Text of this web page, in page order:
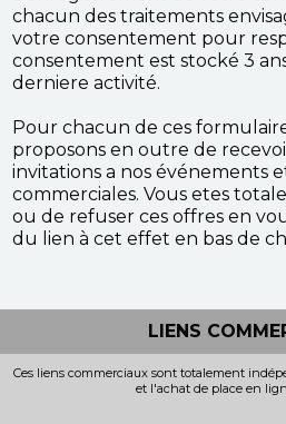
chacun des traitements
votre consentement pour
consentement est stocké 3
derniere activité.
Pour chacun de ces
proposons en outre de
invitations a nos événements
commerciales. Vous etes
ou de refuser ces offres en
du lien à cet effet en bas de
LIENS
Ces liens commerciaux sont totalement
et l'achat de place en